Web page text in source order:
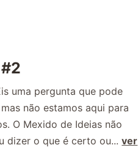
uma pergunta que pode
não estamos aqui para
O Mexido de Ideias não
dizer o que é certo ou...ver